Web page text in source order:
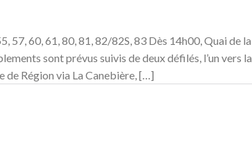
57, 60, 61, 80, 81, 82/82S, 83 Dès 14h00, Quai de la
sont prévus suivis de deux défilés, l’un vers la
de Région via La Canebière, […]